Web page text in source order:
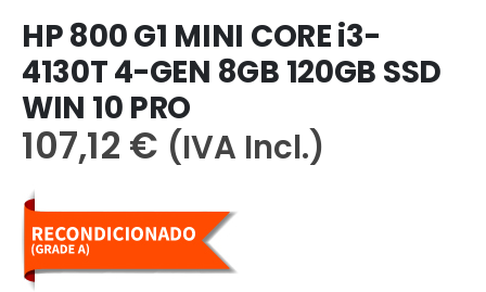
HP 800 G1 MINI CORE i3-
4130T 4-GEN 8GB 120GB SSD
WIN 10 PRO
107,12 € (IVA Incl.)